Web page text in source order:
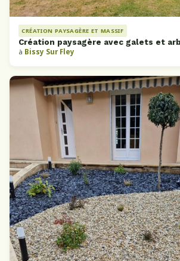
CRÉATION PAYSAGÈRE ET MASSIF
Création paysagère avec galets et
à Bissy Sur Fley